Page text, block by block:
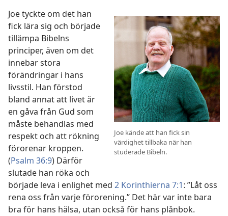
Joe kände att han fick sin
värdighet tillbaka när han
studerade Bibeln.
Joe tyckte om det han
fick lära sig och började
tillämpa Bibelns
principer, även om det
innebar stora
förändringar i hans
livsstil. Han förstod
bland annat att livet är
en gåva från Gud som
måste behandlas med
respekt och att rökning
förorenar kroppen.
(Psalm 36:9) Därför
slutade han röka och
började leva i enlighet med 2 Korinthierna 7:1: ”Låt oss
rena oss från varje förorening.” Det här var inte bara
bra för hans hälsa, utan också för hans plånbok.